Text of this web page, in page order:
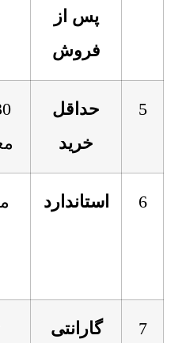
پس از
فروش
5
حداقل
خرید
6 استاندارد
7 گارانتی